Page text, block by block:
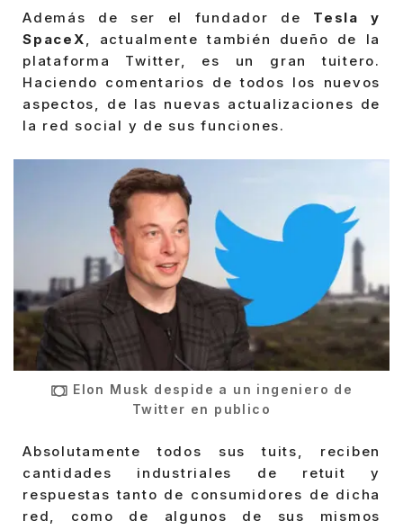
Además de ser el fundador de Tesla y
SpaceX, actualmente también dueño de la
plataforma Twitter, es un gran tuitero.
Haciendo comentarios de todos los nuevos
aspectos, de las nuevas actualizaciones de
la red social y de sus funciones.
Elon Musk despide a un ingeniero de
Twitter en publico
Absolutamente todos sus tuits, reciben
cantidades industriales de retuit y
respuestas tanto de consumidores de dicha
red, como de algunos de sus mismos